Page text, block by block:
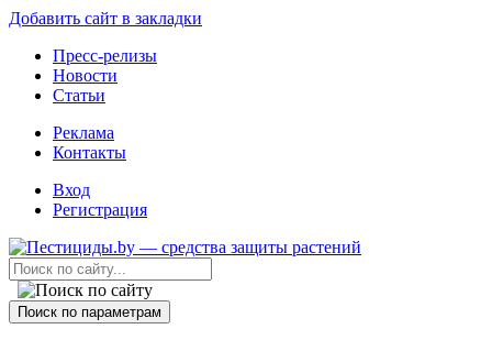
Добавить сайт в закладки
Пресс-релизы
Новости
Статьи
Реклама
Контакты
Вход
Регистрация
Поиск по параметрам